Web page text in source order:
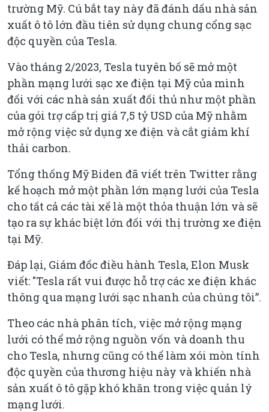
trường Mỹ. Cú bắt tay này đã đánh dấu nhà sản
xuất ô tô lớn đầu tiên sử dụng chung cổng sạc
độc quyền của Tesla.
Vào tháng 2/2023, Tesla tuyên bố sẽ mở một
phần mạng lưới sạc xe điện tại Mỹ của mình
đối với các nhà sản xuất đối thủ như một phần
của gói trợ cấp trị giá 7,5 tỷ USD của Mỹ nhằm
mở rộng việc sử dụng xe điện và cắt giảm khí
thải carbon.
Tổng thống Mỹ Biden đã viết trên Twitter rằng
kế hoạch mở một phần lớn mạng lưới của Tesla
cho tất cả các tài xế là một thỏa thuận lớn và sẽ
tạo ra sự khác biệt lớn đối với thị trường xe điện
tại Mỹ.
Đáp lại, Giám đốc điều hành Tesla, Elon Musk
viết: "Tesla rất vui được hỗ trợ các xe điện khác
thông qua mạng lưới sạc nhanh của chúng tôi”.
Theo các nhà phân tích, việc mở rộng mạng
lưới có thể mở rộng nguồn vốn và doanh thu
cho Tesla, nhưng cũng có thể làm xói mòn tính
độc quyền của thương hiệu này và khiến nhà
sản xuất ô tô gặp khó khăn trong việc quản lý
mạng lưới.